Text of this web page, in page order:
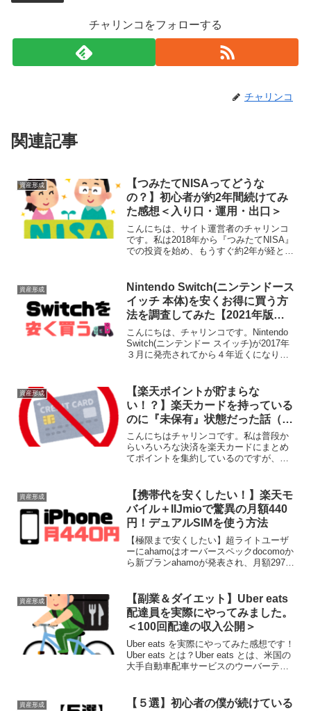
チャリンコをフォローする
チャリンコ
関連記事
資産形成
【つみたてNISAってどうな
の？】初心者が約2年間続けてみ
た感想＜入り口・運用・出口＞
こんにちは、サイト運営者のチャリンコ
です。私は2018年から『つみたてNISA』
での投資を始め、もうすぐ約2年が経とう
てみようかと考えている人の参考になる
ように感想をま...
資産形成
Nintendo Switch(ニンテンドース
イッチ 本体)を安くお得に買う方
法を調査してみた【2021年版】
100円レンタルもあった！！
こんにちは、チャリンコです。Nintendo
Switch(ニンテンドー スイッチ)が2017年
３月に発売されてから４年近くになりま
のでSwitchの本体を買おうと思...
資産形成
【楽天ポイントが貯まらな
い！？】楽天カードを持っている
のに『未保有』状態だった話（解
決済み）
こんにちはチャリンコです。私は普段か
らいろいろな決済を楽天カードにまとめ
てポイントを集約しているのですが、こ
した。結論から言うと、『28,301ポイン
ト』をゲットできま...
資産形成
【携帯代を安くしたい！】楽天モ
バイル＋IIJmioで驚異の月額440
円！デュアルSIMを使う方法
【極限まで安くしたい】超ライトユーザ
ーにahamoはオーバースペックdocomoか
ら新プランahamoが発表され、月額2970
たりこれはいい機会！と思ったのです
が...
資産形成
【副業＆ダイエット】Uber eats
配達員を実際にやってみました。
＜100回配達の収入公開＞
Uber eats を実際にやってみた感想です！
Uber eats とは？Uber eats とは、米国の
大手自動車配車サービスのウーバーテク
ービスが始まりました...
資産形成
【５選】初心者の僕が続けている